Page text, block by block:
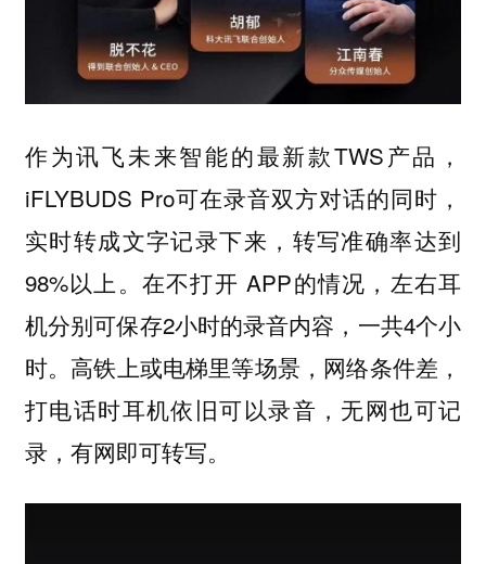
作为讯飞未来智能的最新款TWS产品，
iFLYBUDS Pro可在录音双方对话的同时，
实时转成文字记录下来，转写准确率达到
98%以上。在不打开 APP的情况，左右耳
机分别可保存2小时的录音内容，一共4个小
时。高铁上或电梯里等场景，网络条件差，
打电话时耳机依旧可以录音，无网也可记
录，有网即可转写。